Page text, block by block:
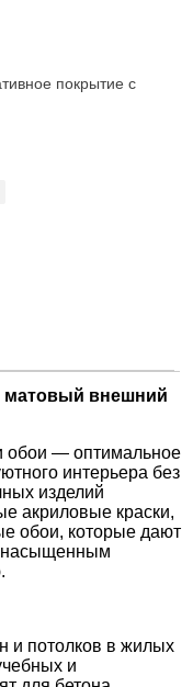
покрытие с
матовый внешний
обои — оптимальное
интерьера без
изделий
акриловые краски,
обои, которые дают
и потолков в жилых
и